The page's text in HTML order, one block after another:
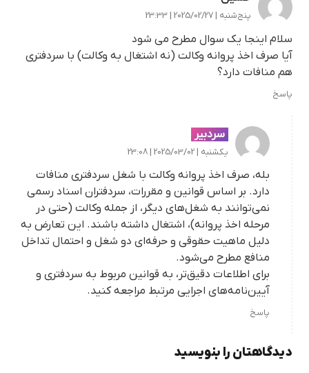
پنج‌شنبه | 2025/02/27 | 23:33
سلام اینجا یک سوال مطرح می شود
آیا صرف اخذ پروانه وکالت (نه اشتغال به وکالت) با سردفتری
هم منافات دارد؟
پاسخ
سردبیر
یکشنبه | 2025/03/02 | 23:08
بله، صرف اخذ پروانه وکالت با شغل سردفتری منافات
دارد. بر اساس قوانین و مقررات، سردفتران اسناد رسمی
نمی‌توانند به شغل‌های دیگر، از جمله وکالت (حتی در
مرحله اخذ پروانه)، اشتغال داشته باشند. این تعارض به
دلیل ماهیت حقوقی و حرفه‌ای دو شغل و احتمال تداخل
منافع مطرح می‌شود.
برای اطلاعات دقیق‌تر، به قوانین مربوط به سردفتری و
آیین‌نامه‌های اجرایی مرتبط مراجعه کنید.
پاسخ
دیدگاهتان را بنویسید